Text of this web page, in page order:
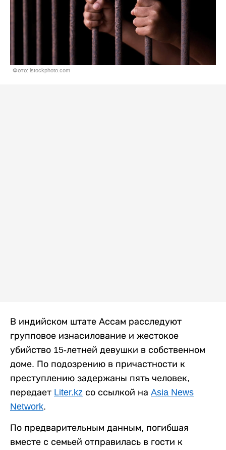
Фото: istockphoto.com
В индийском штате Ассам расследуют
групповое изнасилование и жестокое
убийство 15-летней девушки в собственном
доме. По подозрению в причастности к
преступлению задержаны пять человек,
передает Liter.kz со ссылкой на Asia News
Network.
По предварительным данным, погибшая
вместе с семьей отправилась в гости к